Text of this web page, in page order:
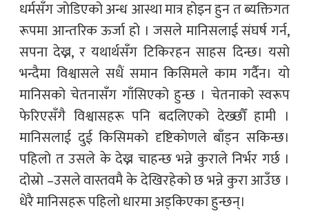
धर्मसँग जोडिएको अन्ध आस्था मात्र होइन हुन त ब्यक्तिगत
रूपमा आन्तरिक ऊर्जा हो । जसले मानिसलाई संघर्ष गर्न,
सपना देख्न, र यथार्थसँग टिकिरहन साहस दिन्छ। यसो
भन्दैमा विश्वासले सधैं समान किसिमले काम गर्दैन। यो
मानिसको चेतनासँग गाँसिएको हुन्छ । चेतनाको स्वरूप
फेरिएसँगै विश्वासहरू पनि बदलिएको देख्छौँ हामी ।
मानिसलाई दुई किसिमको दृष्टिकोणले बाँड्न सकिन्छ।
पहिलो त उसले के देख्न चाहन्छ भन्ने कुराले निर्भर गर्छ ।
दोस्रो –उसले वास्तवमै के देखिरहेको छ भन्ने कुरा आउँछ ।
धेरै मानिसहरू पहिलो धारमा अड्किएका हुन्छन्।